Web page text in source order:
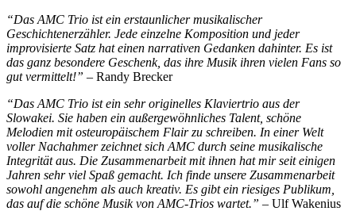
“Das AMC Trio ist ein erstaunlicher musikalischer
Geschichtenerzähler. Jede einzelne Komposition und jeder
improvisierte Satz hat einen narrativen Gedanken dahinter. Es ist
das ganz besondere Geschenk, das ihre Musik ihren vielen Fans so
gut vermittelt!” – Randy Brecker
“Das AMC Trio ist ein sehr originelles Klaviertrio aus der
Slowakei. Sie haben ein außergewöhnliches Talent, schöne
Melodien mit osteuropäischem Flair zu schreiben. In einer Welt
voller Nachahmer zeichnet sich AMC durch seine musikalische
Integrität aus. Die Zusammenarbeit mit ihnen hat mir seit einigen
Jahren sehr viel Spaß gemacht. Ich finde unsere Zusammenarbeit
sowohl angenehm als auch kreativ. Es gibt ein riesiges Publikum,
das auf die schöne Musik von AMC-Trios wartet.” – Ulf Wakenius